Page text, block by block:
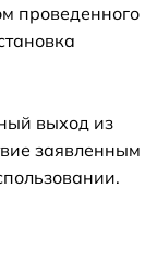
проведенного
выход из
заявленным